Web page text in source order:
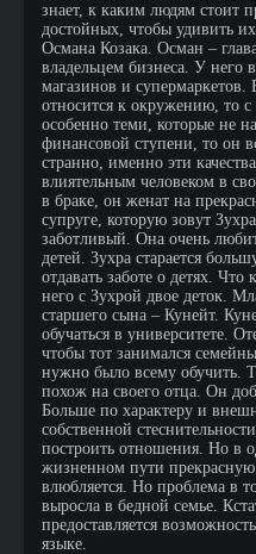
знает, к каким людям стоит
достойных, чтобы удивить
Османа Козака. Осман –
владельцем бизнеса. У него
магазинов и
относится к окружению, то
особенно теми, которые не
финансовой ступени, то он
странно, именно эти
влиятельным человеком в
в браке, он женат на
супруге, которую зовут
заботливый. Она очень
детей. Зухра старается
отдавать заботе о детях. Что
него с Зухрой двое деток.
старшего сына – Кунейт.
обучаться в университете.
чтобы тот занимался
нужно было всему обучить.
похож на своего отца. Он
Больше по характеру и
собственной
построить отношения. Но в
жизненном пути
влюбляется. Но проблема в
выросла в бедной семье.
предоставляется
языке.